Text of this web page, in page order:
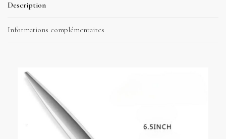
Description
Informations complémentaires